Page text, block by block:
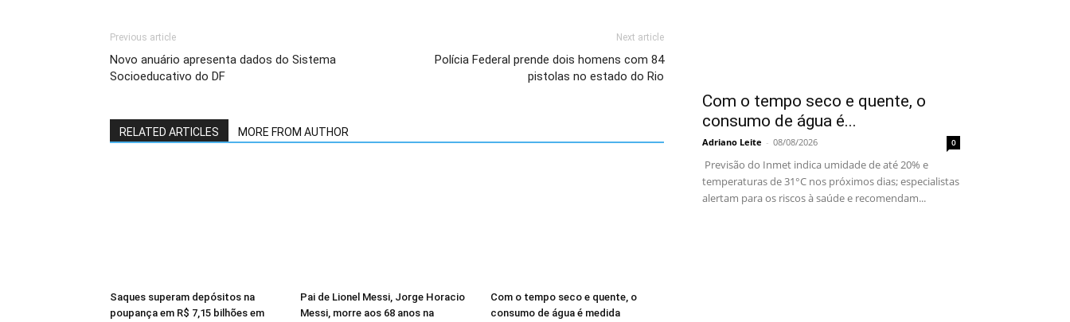
Previous article
Novo anuário apresenta dados do Sistema
Socioeducativo do DF
Next article
Polícia Federal prende dois homens com 84
pistolas no estado do Rio
RELATED ARTICLES MORE FROM AUTHOR
Saques superam depósitos na
poupança em R$ 7,15 bilhões em
Pai de Lionel Messi, Jorge Horacio
Messi, morre aos 68 anos na
Com o tempo seco e quente, o
consumo de água é medida
Com o tempo seco e quente, o
consumo de água é...
Adriano Leite - 08/08/2026 0
Previsão do Inmet indica umidade de até 20% e
temperaturas de 31°C nos próximos dias; especialistas
alertam para os riscos à saúde e recomendam...